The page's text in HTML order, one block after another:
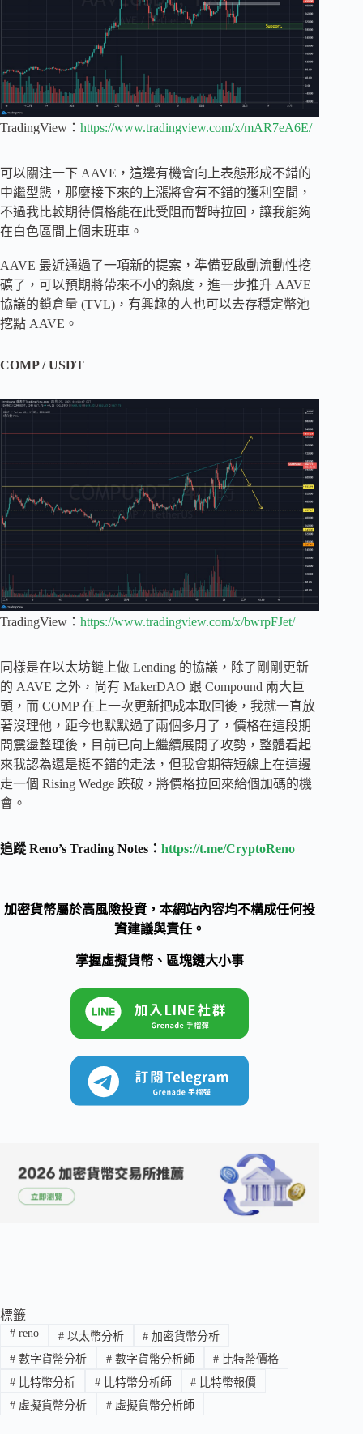
TradingView： https://www.tradingview.com/x/mAR7eA6E/
可以關注一下 AAVE，這邊有機會向上表態形成不錯的
中繼型態，那麼接下來的上漲將會有不錯的獲利空間，
不過我比較期待價格能在此受阻而暫時拉回，讓我能夠
在白色區間上個末班車。
AAVE 最近通過了一項新的提案，準備要啟動流動性挖
礦了，可以預期將帶來不小的熱度，進一步推升 AAVE
協議的鎖倉量 (TVL)，有興趣的人也可以去存穩定幣池
挖點 AAVE。
COMP / USDT
TradingView： https://www.tradingview.com/x/bwrpFJet/
同樣是在以太坊鏈上做 Lending 的協議，除了剛剛更新
的 AAVE 之外，尚有 MakerDAO 跟 Compound 兩大巨
頭，而 COMP 在上一次更新把成本取回後，我就一直放
著沒理他，距今也默默過了兩個多月了，價格在這段期
間震盪整理後，目前已向上繼續展開了攻勢，整體看起
來我認為還是挺不錯的走法，但我會期待短線上在這邊
走一個 Rising Wedge 跌破，將價格拉回來給個加碼的機
會。
追蹤 Reno’s Trading Notes： https://t.me/CryptoReno
加密貨幣屬於高風險投資，本網站內容均不構成任何投
資建議與責任。
掌握虛擬貨幣、區塊鏈大小事
標籤
#reno #以太幣分析 # 加密貨幣分析
#數字貨幣分析 #數字貨幣分析師 # 比特幣價格
#比特幣分析 #比特幣分析師 # 比特幣報價
#虛擬貨幣分析 #虛擬貨幣分析師